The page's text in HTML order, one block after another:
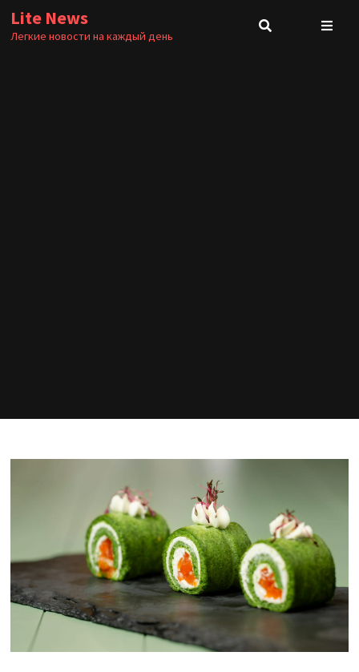
Перейти
Lite News
Легкие новости на каждый день